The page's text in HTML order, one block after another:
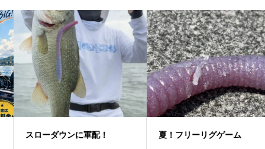
スローダウンに軍配！ 夏！フリーリグゲーム